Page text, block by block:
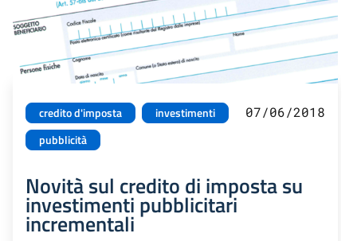
credito d'imposta
investimenti
pubblicità
07/06/2018
Novità sul credito di imposta su
investimenti pubblicitari
incrementali